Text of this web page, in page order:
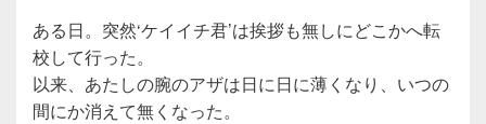
ある日。突然‘ケイイチ君’は挨拶も無しにどこかへ転
校して行った。
以来、あたしの腕のアザは日に日に薄くなり、いつの
間にか消えて無くなった。